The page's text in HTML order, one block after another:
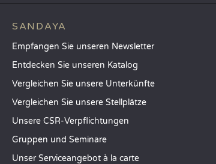
SANDAYA
Empfangen Sie unseren Newsletter
Entdecken Sie unseren Katalog
Vergleichen Sie unsere Unterkünfte
Vergleichen Sie unsere Stellplätze
Unsere CSR-Verpflichtungen
Gruppen und Seminare
Unser Serviceangebot à la carte